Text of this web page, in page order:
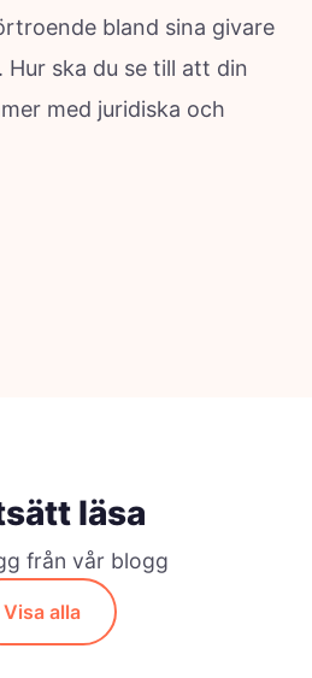
bland sina givare
ska du se till att din
med juridiska och
läsa
från vår blogg
Visa alla